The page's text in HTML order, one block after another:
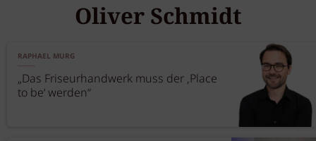
Oliver Schmidt
RAPHAEL MURG
„Das Friseurhandwerk muss der ‚Place
to be‘ werden“